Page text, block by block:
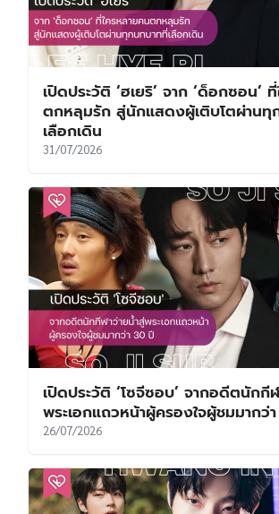
เปิดประวัติ ‘ฮเยริ’ จาก ‘ด็อกซอน’
ตกหลุมรัก สู่นักแสดงผู้เติบโตผ่านทุ
เลือกเดิน
31/07/2026
เปิดประวัติ ‘โซจีซอบ’ จากอดีตนักกี
พระเอกแถวหน้าผู้ครองใจผู้ชมมากว่
26/07/2026